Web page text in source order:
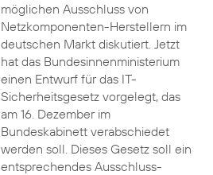
möglichen Ausschluss von
Netzkomponenten-Herstellern im
deutschen Markt diskutiert. Jetzt
hat das Bundesinnenministerium
einen Entwurf für das IT-
Sicherheitsgesetz vorgelegt, das
am 16. Dezember im
Bundeskabinett verabschiedet
werden soll. Dieses Gesetz soll ein
entsprechendes Ausschluss-